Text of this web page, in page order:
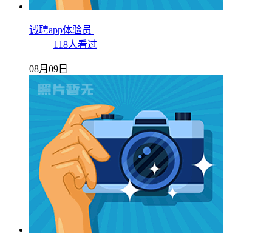
诚聘app体验员
118人看过
08月09日